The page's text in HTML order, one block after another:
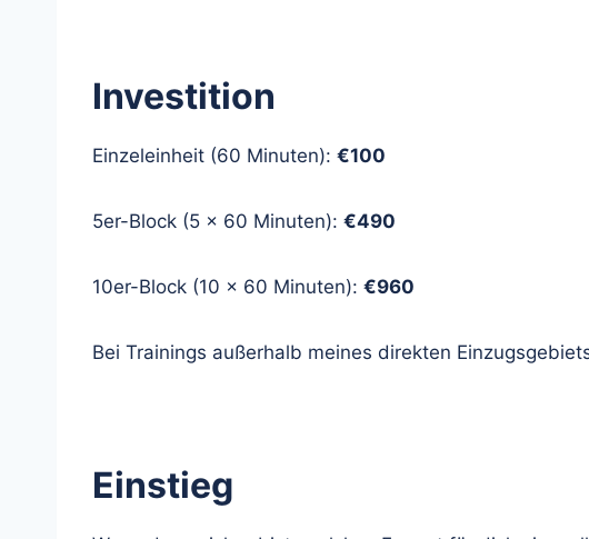
Investition
Einzeleinheit (60 Minuten): €100
5er-Block (5 × 60 Minuten): €490
10er-Block (10 × 60 Minuten): €960
Bei Trainings außerhalb meines direkten
Einstieg